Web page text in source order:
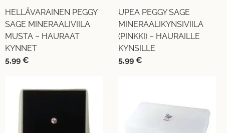
HELLÄVARAINEN PEGGY
SAGE MINERAALIVIILA
MUSTA – HAURAAT
KYNNET
5,99 €
UPEA PEGGY SAGE
MINERAALIKYNSIVIILA
(PINKKI) – HAURAILLE
KYNSILLE
5,99 €